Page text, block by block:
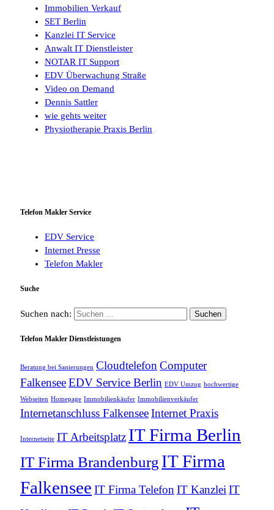
Immobilien Verkauf
SET Berlin
Kanzlei IT Service
Anwalt IT Dienstleister
NOTAR IT Support
EDV Überwachung Straße
Video on Demand
Dennis Sattler
wie gehts weiter
Physiotherapie Praxis Berlin
Telefon Makler Service
EDV Service
Internet Presse
Telefon Makler
Suche
Suchen nach:
Telefon Makler Dienstleistungen
Beratung bei Sanierungen Cloudtelefon Computer
FalkenseeEDV Service Berlin EDV Umzug hochwertige
Webseiten Homepage Immobilienkäufer Immobilienverkäufer
Internetanschluss FalkenseeInternet Praxis
Internetseite IT Arbeitsplatz IT Firma Berlin
IT Firma Brandenburg IT Firma
Falkensee IT Firma Telefon IT Kanzlei IT